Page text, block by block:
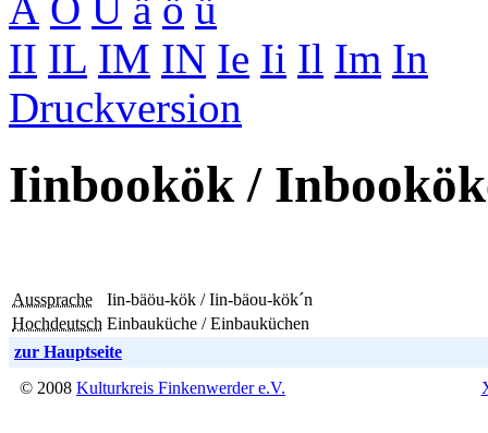
II IL IM IN Ie Ii Il Im In
Druckversion
Iinbookök /
Aussprache
Iin-bäöu-kök / Iin-bäou-kök´n
Hochdeutsch Einbauküche / Einbauküchen
zur Hauptseite
© 2008 Kulturkreis Finkenwerder e.V.